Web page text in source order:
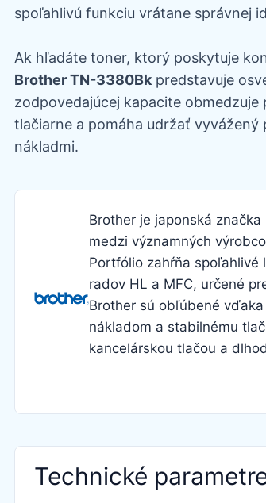
spoľahlivú funkciu vrátane správnej
Ak hľadáte toner, ktorý poskytuje
Brother TN-3380Bk predstavuje
zodpovedajúcej kapacite
tlačiarne a pomáha udržať
nákladmi.
Brother je japonská
medzi významných
Portfólio zahŕňa spoľahlivé
radov HL a MFC, určené
Brother sú obľúbené
nákladom a stabilnému
kancelárskou tlačou a
Technické